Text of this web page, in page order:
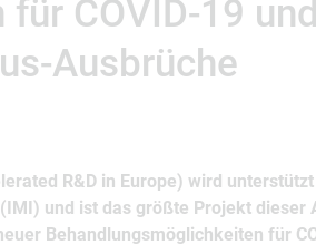
für COVID-19
Ausbrüche
R&D in Europe) wird
und ist das größte Projekt dieser
Behandlungsmöglichkeiten für